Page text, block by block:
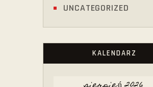
UNCATEGORIZED
KALENDARZ